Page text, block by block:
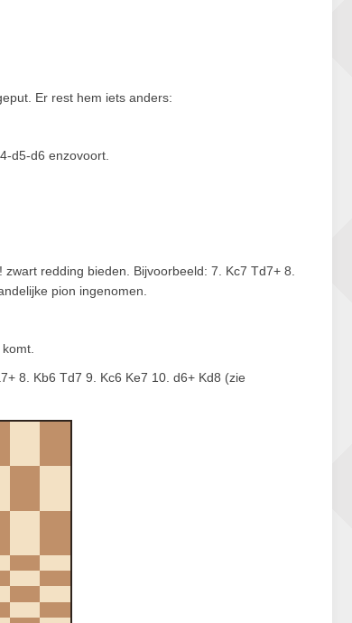
Er rest hem iets anders:
d5-d6 enzovoort.
redding bieden. Bijvoorbeeld: 7. Kc7 Td7+ 8.
pion ingenomen.
8. Kb6 Td7 9. Kc6 Ke7 10. d6+ Kd8 (zie